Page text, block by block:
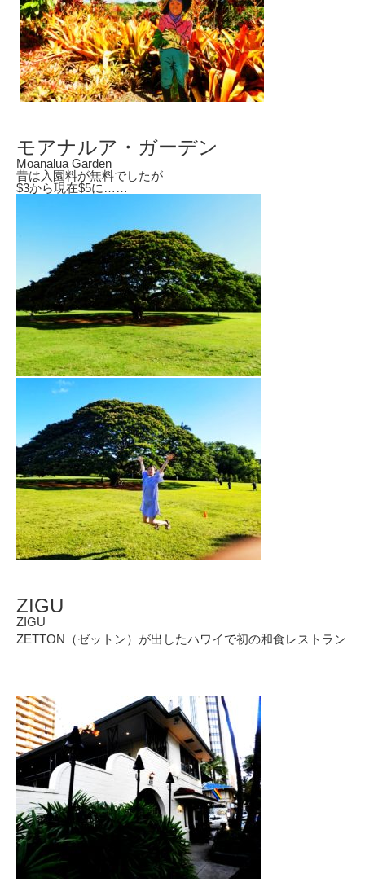
モアナルア・ガーデン
Moanalua Garden
昔は入園料が無料でしたが
$3から現在$5に……
ZIGU
ZIGU
ZETTON（ゼットン）が出したハワイで初の和食レストラン